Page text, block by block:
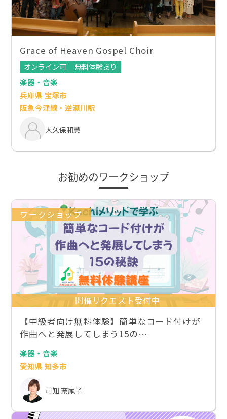
Grace of Heaven Gospel Choir
オンライン可
無料体験あり
楽器・音楽
兵庫県 宝塚市
阪急今津線・逆瀬川駅
大久保和慧
お勧めのワークショップ
ワークショップ
開催リクエスト受付中
【中級者向け無料体験】簡単なコード付けが
作曲へと発展してしまう15の…
楽器・音楽
愛知県 知多市
可知 奈尾子